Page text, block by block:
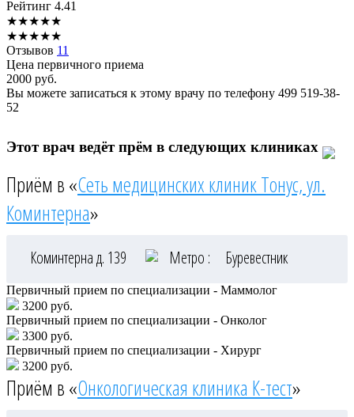
Рейтинг 4.41
★★★★★
★★★★★
Отзывов 11
Цена первичного приема
2000 руб.
Вы можете записаться к этому врачу по телефону 499 519-38-
52
Этот врач ведёт прём в следующих клиниках
Приём в «Сеть медицинских клиник Тонус, ул.
Коминтерна»
Коминтерна д. 139 Метро : Буревестник
Первичный прием по специализации - Маммолог
3200 руб.
Первичный прием по специализации - Онколог
3300 руб.
Первичный прием по специализации - Хирург
3200 руб.
Приём в «Онкологическая клиника К-тест»